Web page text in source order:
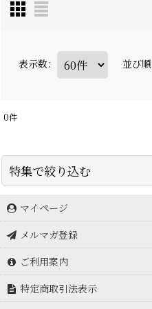
表示数: 並び順
0件
特集で絞り込む
アイスブレーカー icebreaker
アークテリクス Arc'teryx
アドフリクション
アルトラ ALTRA
マイページ
メルマガ登録
ご利用案内
特定商取引法表示